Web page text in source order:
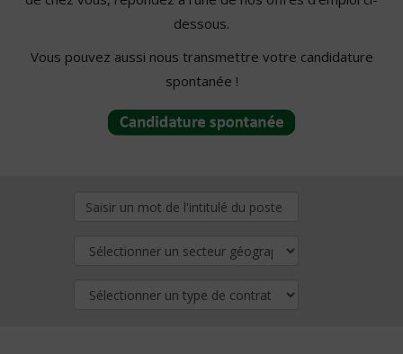
dessous.
Vous pouvez aussi nous transmettre votre candidature
spontanée !